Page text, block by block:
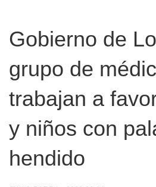
Gobierno de
grupo de
trabajan a
y niños con
hendido